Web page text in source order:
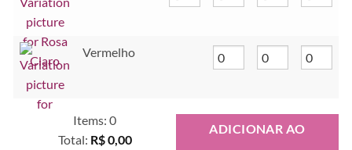
Vermelho
Items: 0
Total: R$ 0,00
ADICIONAR AO